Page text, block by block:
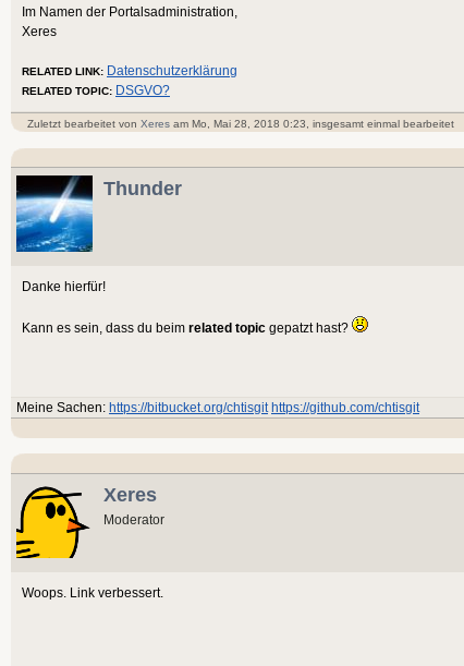
Im Namen der Portalsadministration,
Xeres
RELATED LINK: Datenschutzerklärung
RELATED TOPIC: DSGVO?
Zuletzt bearbeitet von Xeresam Mo, Mai 28, 2018 0:23, insgesamt einmal bearbeitet
Thunder
Danke hierfür!
Kann es sein, dass du beim related topic gepatzt hast?
Meine Sachen: https://bitbucket.org/chtisgit https://github.com/chtisgit
Xeres
Moderator
Woops. Link verbessert.